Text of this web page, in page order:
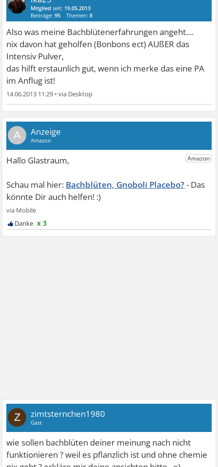
Mitglied seit: 19.05.2013
Beiträge:95 Themen:8
Also was meine Bachblütenerfahrungen angeht....
nix davon hat geholfen (Bonbons ect) AUßER das
Intensiv Pulver,
das hilft erstaunlich gut, wenn ich merke das eine PA
im Anflug ist!
14.06.2013 11:29 •
A
Bachblüten, Gnoboli Placebo?
x 3
Z zimtsternchen1980
Gast
wie sollen bachblüten deiner meinung nach nicht
funktionieren ? weil es pflanzlich ist und ohne chemie